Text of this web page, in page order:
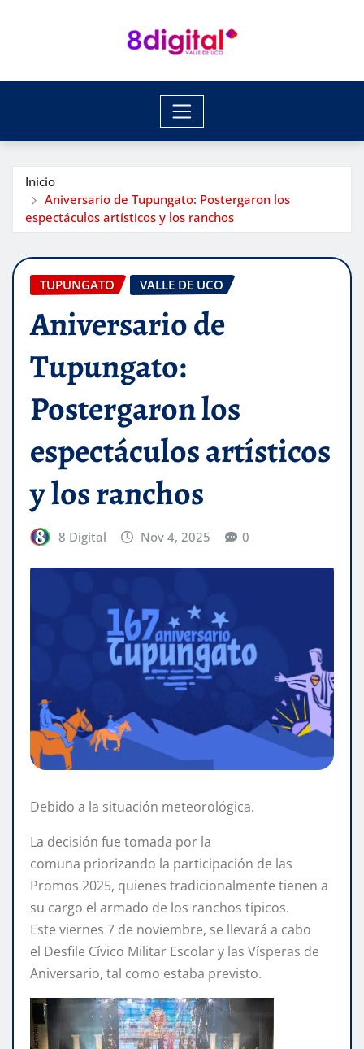
Inicio
Aniversario de Tupungato: Postergaron los
espectáculos artísticos y los ranchos
TUPUNGATO VALLE DE UCO
Aniversario de
Tupungato:
Postergaron los
espectáculos artísticos
y los ranchos
8 Digital Nov 4, 2025 0
Debido a la situación meteorológica.
La decisión fue tomada por la
comuna priorizando la participación de las
Promos 2025, quienes tradicionalmente tienen a
su cargo el armado de los ranchos típicos.
Este viernes 7 de noviembre, se llevará a cabo
el Desfile Cívico Militar Escolar y las Vísperas de
Aniversario, tal como estaba previsto.